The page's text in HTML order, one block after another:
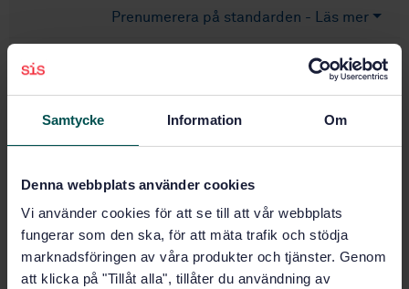
Samtycke Information Om
Denna webbplats använder cookies
Vi använder cookies för att se till att vår webbplats
fungerar som den ska, för att mäta trafik och stödja
marknadsföringen av våra produkter och tjänster. Genom
att klicka på "Tillåt alla", tillåter du användning av
Prenumerera på standarden - Läs mer
Pris: 687 SEK
Lägg i varukorgen
Fler alternativ
Produktinformation
Språk: Engelska
Framtagen av: Ögonoptik, SIS/TK 336